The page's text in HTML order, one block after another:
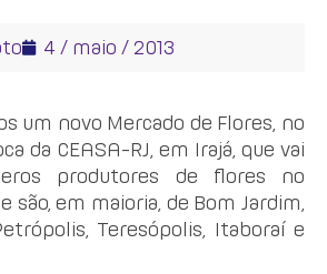
4 / maio / 2013
um novo Mercado de Flores, no
da CEASA-RJ, em Irajá, que vai
produtores de flores no
são, em maioria, de Bom Jardim,
Teresópolis, Itaboraí e